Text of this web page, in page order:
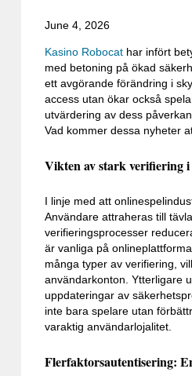
June 4, 2026
Kasino Robocat har infört
med betoning på ökad
ett avgörande förändring i
access utan ökar också
utvärdering av dess
Vad kommer dessa nyheter
Vikten av stark verifiering i
I linje med att
Användare attraheras till
verifieringsprocesser
är vanliga på
många typer av verifiering,
användarkonton. Ytterligare
uppdateringar av
inte bara spelare utan
varaktig användarlojalitet.
Flerfaktorsautentisering: